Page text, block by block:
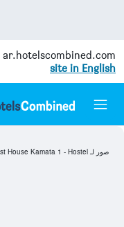
ar.hotelscombined.com
site in English
صور لـ Guest House Kamata 1 - Hostel